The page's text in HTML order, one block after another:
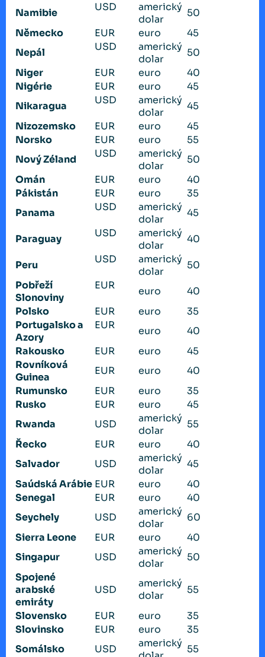
Namibie USD
americký
dolar
50
Německo
EUR euro
45
Nepál
USD
americký
dolar
50
Niger
EUR euro
40
Nigérie
EUR euro
45
Nikaragua
USD
americký
dolar
45
Nizozemsko
EUR euro
45
Norsko
EUR euro
55
Nový Zéland
USD
americký
dolar
50
Omán
EUR euro
40
Pákistán
EUR euro
35
Panama
USD
americký
dolar
45
Paraguay USD
americký
dolar
40
Peru USD
americký
dolar
50
Pobřeží
Slonoviny
EUR euro
40
Polsko
EUR euro
35
Portugalsko a
Azory
EUR euro
40
Rakousko
EUR euro
45
Rovníková
Guinea
EUR euro
40
Rumunsko
EUR euro
35
Rusko
EUR euro
45
Rwanda
USD
americký
dolar
55
Řecko
EUR euro
40
Salvador
USD
americký
dolar
45
Saúdská Arábie EUR euro
40
Senegal
EUR euro
40
Seychely
USD
americký
dolar
60
Sierra Leone
EUR euro
40
Singapur
USD
americký
dolar
50
Spojené
arabské
emiráty
USD
americký
dolar
55
Slovensko EUR euro
35
Slovinsko
EUR euro
35
Somálsko
USD
americký 55